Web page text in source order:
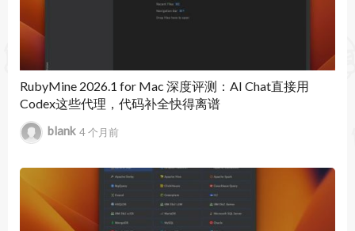
- 修复Snowflake目录表不支持的问题。
- 修订FILE FORMAT语法相关问题。
- 改进Snowflake中ALTER COLUMN IF NOT
EXISTS支持。
- 优化Snowflake存储过程language子句处理（可
- 修复使用DELETE语句代替TRUNCATE复选框消
RubyMine 2026.1 for Mac 深度评测：AI Chat直接用
Codex这些代理，代码补全快得离谱
blank 4 个月前